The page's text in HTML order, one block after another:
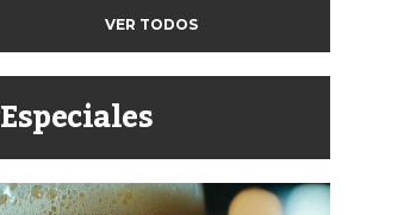
VER TODOS
Especiales